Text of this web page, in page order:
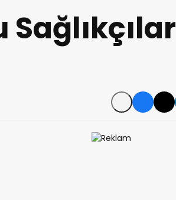
Sağlıkçılar